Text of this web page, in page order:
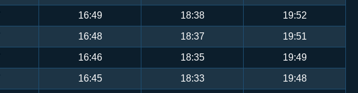
16:49 18:38 19:52
16:48 18:37 19:51
16:46 18:35 19:49
16:45 18:33 19:48